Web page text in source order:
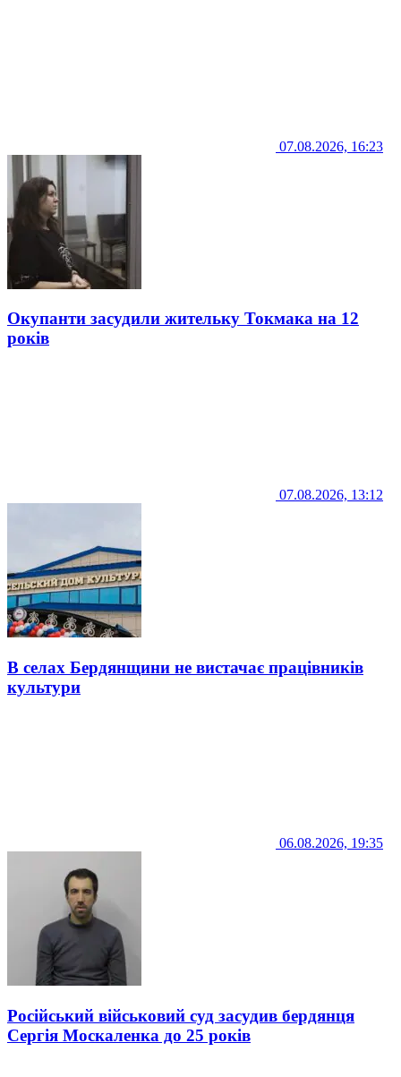
07.08.2026, 16:23
Окупанти засудили жительку Токмака на 12
років
07.08.2026, 13:12
В селах Бердянщини не вистачає працівників
культури
06.08.2026, 19:35
Російський військовий суд засудив бердянця
Сергія Москаленка до 25 років